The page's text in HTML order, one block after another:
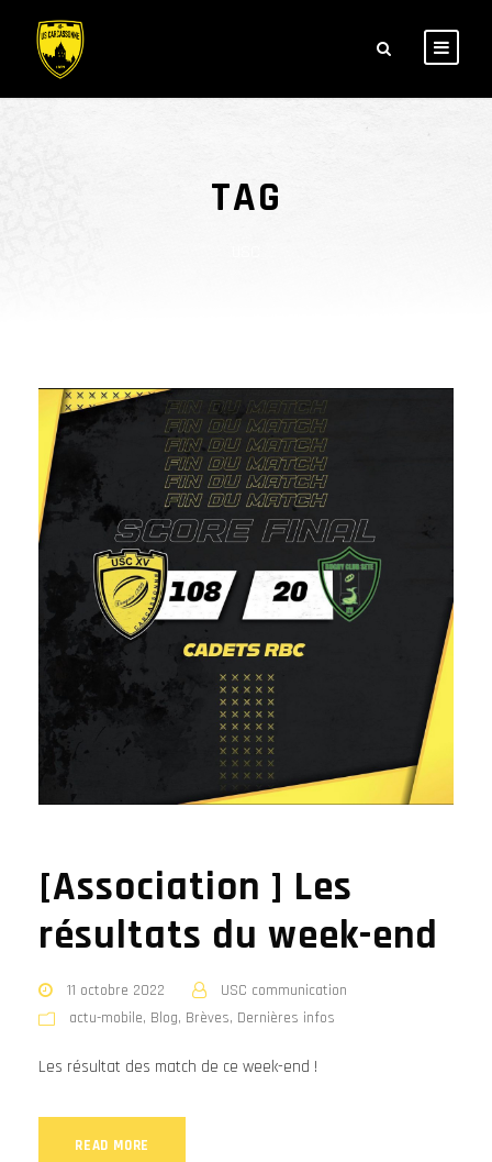
TAG
[Association ] Les
résultats du week-end
11 octobre 2022
USC communication
actu-mobile, Blog, Brèves, Dernières infos
Les résultat des match de ce week-end !
READ MORE